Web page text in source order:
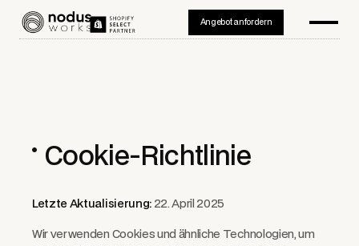
Angebot anfordern
Cookie-Richtlinie
Letzte Aktualisierung:22. April 2025
Wir verwenden Cookies und ähnliche Technologien, um